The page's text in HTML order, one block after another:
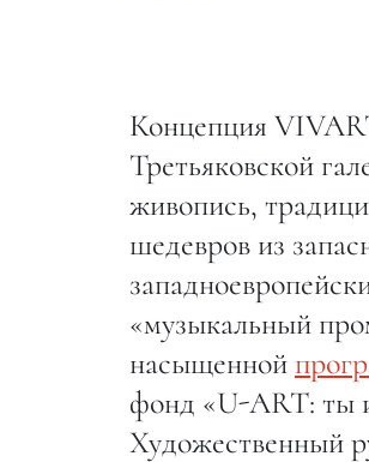
Концепция
Третьяковской
живопись,
шедевров из
«музыкальный
насыщенной
фонд «U-ART: ты и
Художественный